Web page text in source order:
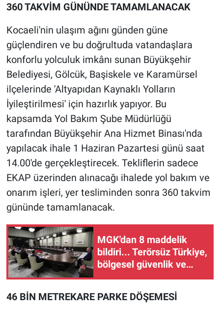
360 TAKVİM GÜNÜNDE TAMAMLANACAK
Kocaeli'nin ulaşım ağını günden güne
güçlendiren ve bu doğrultuda vatandaşlara
konforlu yolculuk imkânı sunan Büyükşehir
Belediyesi, Gölcük, Başiskele ve Karamürsel
ilçelerinde 'Altyapıdan Kaynaklı Yolların
İyileştirilmesi' için hazırlık yapıyor. Bu
kapsamda Yol Bakım Şube Müdürlüğü
tarafından Büyükşehir Ana Hizmet Binası'nda
yapılacak ihale 1 Haziran Pazartesi günü saat
14.00'de gerçekleştirecek. Tekliflerin sadece
EKAP üzerinden alınacağı ihalede yol bakım ve
onarım işleri, yer tesliminden sonra 360 takvim
gününde tamamlanacak.
MGK'dan 8 maddelik
bildiri... Terörsüz Türkiye,
bölgesel güvenlik ve
46 BİN METREKARE PARKE DÖŞEMESİ